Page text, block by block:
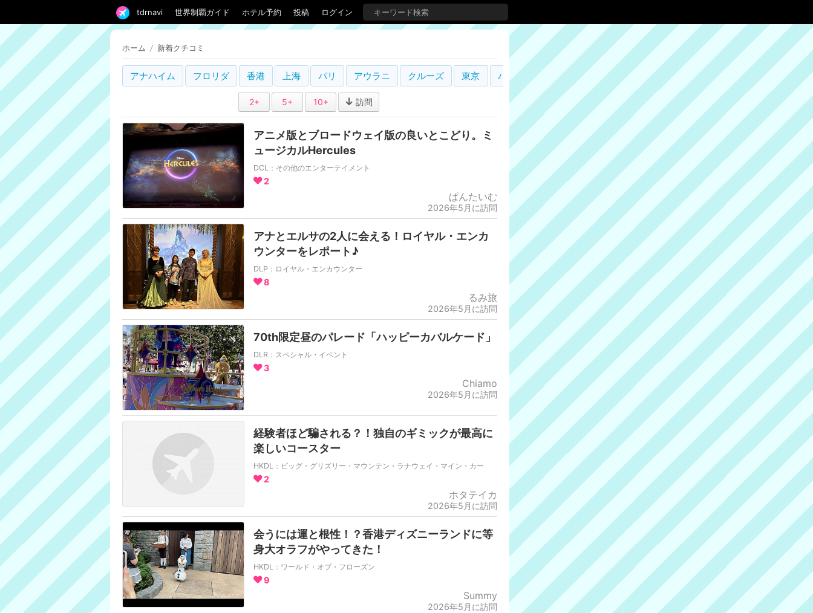
tdrnavi 世界制覇ガイド ホテル予約 投稿 ログイン
ホーム / 新着クチコミ
アナハイム フロリダ 香港 上海 パリ アウラニ クルーズ 東京 ハリウッド オーランド シンガポール
2+ 5+ 10+ 訪問
アニメ版とブロードウェイ版の良いとこどり。ミ
ュージカルHercules
DCL：その他のエンターテイメント
2
ぱんたいむ
2026年5月に訪問
アナとエルサの2人に会える！ロイヤル・エンカ
ウンターをレポート♪
DLP：ロイヤル・エンカウンター
8
るみ旅
2026年5月に訪問
70th限定昼のパレード「ハッピーカバルケード」
DLR：スペシャル・イベント
3
Chiamo
2026年5月に訪問
経験者ほど騙される？！独自のギミックが最高に
楽しいコースター
HKDL：ビッグ・グリズリー・マウンテン・ラナウェイ・マイン・カー
2
ホタテイカ
2026年5月に訪問
会うには運と根性！？香港ディズニーランドに等
身大オラフがやってきた！
HKDL：ワールド・オブ・フローズン
9
Summy
2026年5月に訪問